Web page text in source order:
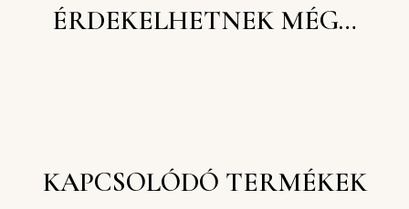
ÉRDEKELHETNEK MÉG…
KAPCSOLÓDÓ TERMÉKEK